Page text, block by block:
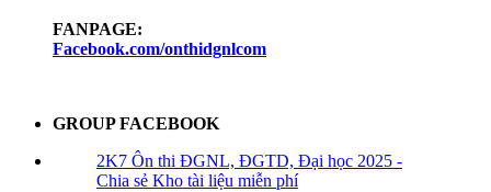
FANPAGE:
Facebook.com/onthidgnlcom
GROUP FACEBOOK
2K7 Ôn thi ĐGNL, ĐGTD, Đại học 2025 -
Chia sẻ Kho tài liệu miễn phí